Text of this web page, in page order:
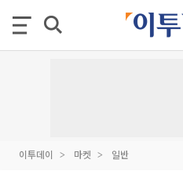
이투데이 마켓 일반